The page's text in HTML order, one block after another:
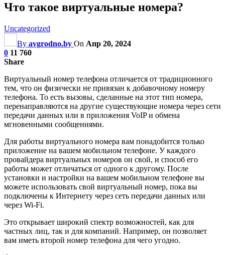
Что такое виртуальные номера?
Uncategorized
By avgrodno.by On Апр 20, 2024
0 11 760
Share
Виртуальный номер телефона отличается от традиционного
тем, что он физически не привязан к добавочному номеру
телефона. То есть вызовы, сделанные на этот тип номера,
перенаправляются на другие существующие номера через сети
передачи данных или в приложения VoIP и обмена
мгновенными сообщениями.
Для работы виртуального номера вам понадобится только
приложение на вашем мобильном телефоне. У каждого
провайдера виртуальных номеров он свой, и способ его
работы может отличаться от одного к другому. После
установки и настройки на вашем мобильном телефоне вы
можете использовать свой виртуальный номер, пока вы
подключены к Интернету через сеть передачи данных или
через Wi-Fi.
Это открывает широкий спектр возможностей, как для
частных лиц, так и для компаний. Например, он позволяет
вам иметь второй номер телефона для чего угодно.